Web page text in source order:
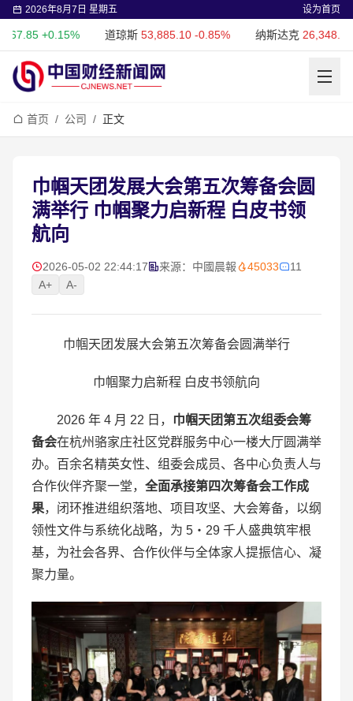
2026年8月7日 星期五 设为首页
+0.15% 道琼斯53,885.10 -0.85% 纳斯达克26,348.35 -
首页 / 公司 / 正文
巾帼天团发展大会第五次筹备会圆
满举行 巾帼聚力启新程 白皮书领
航向
2026-05-02 22:44:17 来源：中國晨報 45033
11
A+
A-
巾帼天团发展大会第五次筹备会圆满举行
巾帼聚力启新程 白皮书领航向
2026 年 4 月 22 日，
巾帼天团第五次组委会筹
备会在杭州骆家庄社区党群服务中心一楼大厅圆满举
办。百余名精英女性、组委会成员、各中心负责人与
合作伙伴齐聚一堂， 全面承接第四次筹备会工作成
果，闭环推进组织落地、项目攻坚、大会筹备，以纲
领性文件与系统化战略，为 5・29 千人盛典筑牢根
基，为社会各界、合作伙伴与全体家人提振信心、凝
聚力量。